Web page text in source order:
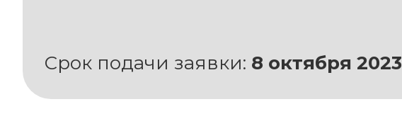
Срок подачи заявки: 8 октября 2023